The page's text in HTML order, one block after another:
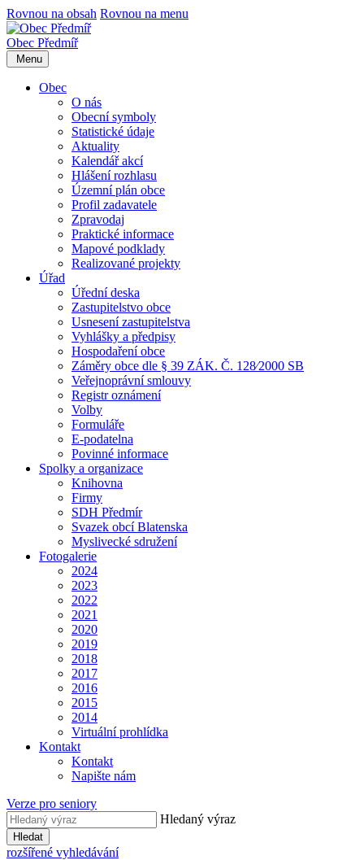
Rovnou na obsah Rovnou na menu
Obec Předmíř
Menu
Obec
O nás
Obecní symboly
Statistické údaje
Aktuality
Kalendář akcí
Hlášení rozhlasu
Územní plán obce
Profil zadavatele
Zpravodaj
Praktické informace
Mapové podklady
Realizované projekty
Úřad
Úřední deska
Zastupitelstvo obce
Usnesení zastupitelstva
Vyhlášky a předpisy
Hospodaření obce
Záměry obce dle § 39 ZÁK. Č. 128⁄2000 SB
Veřejnoprávní smlouvy
Registr oznámení
Volby
Formuláře
E-podatelna
Povinné informace
Spolky a organizace
Knihovna
Firmy
SDH Předmír
Svazek obcí Blatenska
Myslivecké sdružení
Fotogalerie
2024
2023
2022
2021
2020
2019
2018
2017
2016
2015
2014
Virtuální prohlídka
Kontakt
Kontakt
Napište nám
Verze pro seniory
Hledaný výraz
Hledat
rozšířené vyhledávání